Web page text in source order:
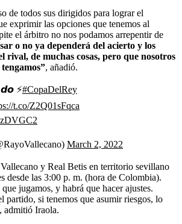
de todos sus dirigidos para lograr el
exprimir las opciones que tenemos al
el árbitro no nos podamos arrepentir de
o no ya dependerá del acierto y los
rival, de muchas cosas, pero que nosotros
, añadió.
⚡#CopaDelRey
t.co/Z2Q01sFqca
March 2, 2022
y Real Betis en territorio sevillano
desde las 3:00 p. m. (hora de Colombia).
jugamos, y habrá que hacer ajustes.
partido, si tenemos que asumir riesgos, lo
admitió Iraola.